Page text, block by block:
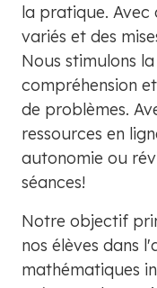
la pratique. Avec
variés et des
Nous stimulons
compréhension
de problèmes.
ressources en
autonomie ou
séances!
Notre objectif
nos élèves dans
mathématiques